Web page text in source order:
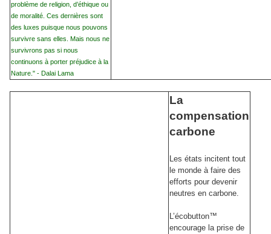
problème de religion, d’éthique ou
de moralité. Ces dernières sont
des luxes puisque nous pouvons
survivre sans elles. Mais nous ne
survivrons pas si nous
continuons à porter préjudice à la
Nature." - Dalai Lama
La
compensation
carbone
Les états incitent tout
le monde à faire des
efforts pour devenir
neutres en carbone.
L’écobutton™
encourage la prise de